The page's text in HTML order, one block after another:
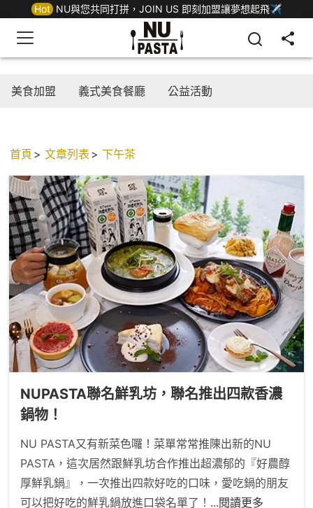
Hot NU與您共同打拼，JOIN US 即刻加盟讓夢想起飛✈
美食加盟 義式美食餐廳 公益活動
首頁 文章列表 下午茶
NUPASTA聯名鮮乳坊，聯名推出四款香濃
鍋物！
NU PASTA又有新菜色囉！菜單常常推陳出新的NU
PASTA，這次居然跟鮮乳坊合作推出超濃郁的『好農醇
厚鮮乳鍋』，一次推出四款好吃的口味，愛吃鍋的朋友
可以把好吃的鮮乳鍋放進口袋名單了！ ...閱讀更多